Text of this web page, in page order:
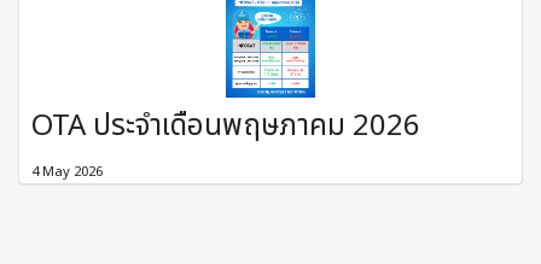
OTA ประจำเดือนพฤษภาคม 2026
4 May 2026